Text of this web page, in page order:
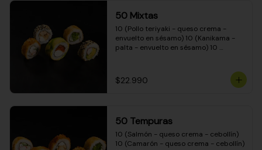
50 Mixtas
10 (Pollo teriyaki - queso crema -
envuelto en sésamo) 10 (Kanikama -
palta - envuelto en sésamo) 10
cebollín - envuelto en masa tempura)
10 (Pimentón - queso crema - cebollín
$22.990
50 Tempuras
10 (Salmón - queso crema - cebollín)
10 (Camarón - queso crema - cebollín)